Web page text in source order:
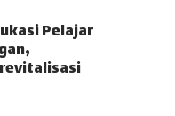
Pelajar